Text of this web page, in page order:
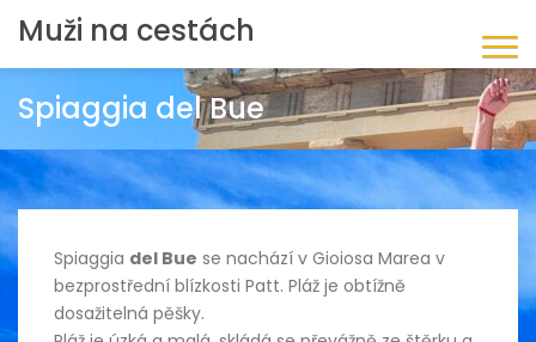
Muži na cestách
Spiaggia del Bue
Spiaggia del Bue se nachází v Gioiosa Marea v
bezprostřední blízkosti Patt. Pláž je obtížně
dosažitelná pěšky.